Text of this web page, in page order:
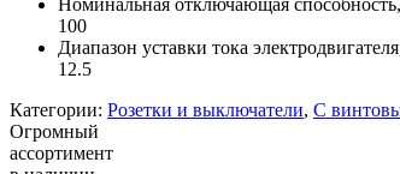
100
Диапазон уставки тока
12.5
Категории: Розетки и выключатели, С
Огромный
ассортимент